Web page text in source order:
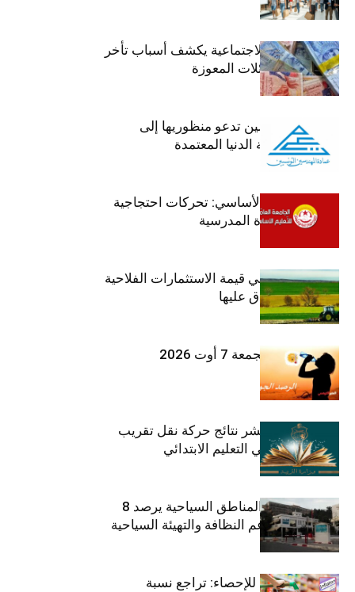
وزير الشؤون الاجتماعية يكشف أسباب تأخر
صرف منح العائلات المعوزة
عمادة المهندسين تدعو منظوريها إلى
احترام التعريفة الدنيا المعتمدة
جامعة التعليم الأساسي: تحركات احتجاجية
تزامنا مع العودة المدرسية
ارتفاع بـ15% في قيمة الاستثمارات الفلاحية
الخاصة المصادق عليها
طقس اليوم الجمعة 7 أوت 2026
وزارة التربية تنشر نتائج حركة نقل تقريب
الأزواج لمدرّسي التعليم الابتدائي
صندوق حماية المناطق السياحية يرصد 8
مليون دينار لدعم النظافة والتهيئة السياحية
المعهد الوطني للإحصاء: تراجع نسبة